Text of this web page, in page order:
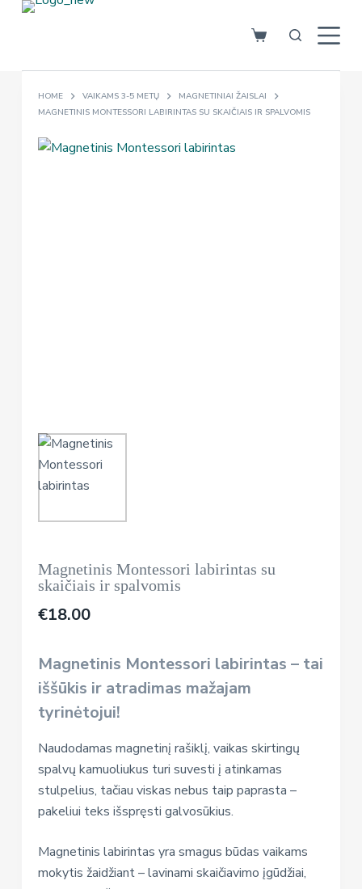
S
HOME VAIKAMS 3-5 METŲ
MAGNETINIAI ŽAISLAI
MAGNETINIS MONTESSORI LABIRINTAS SU SKAIČIAIS IR SPALVOMIS
Magnetinis Montessori labirintas su
skaičiais ir spalvomis
€18.00
Magnetinis Montessori labirintas – tai
iššūkis ir atradimas mažajam
tyrinėtojui!
Naudodamas magnetinį rašiklį, vaikas skirtingų
spalvų kamuoliukus turi suvesti į atinkamas
stulpelius, tačiau viskas nebus taip paprasta –
pakeliui teks išspręsti galvosūkius.
Magnetinis labirintas yra smagus būdas vaikams
mokytis žaidžiant – lavinami skaičiavimo įgūdžiai,